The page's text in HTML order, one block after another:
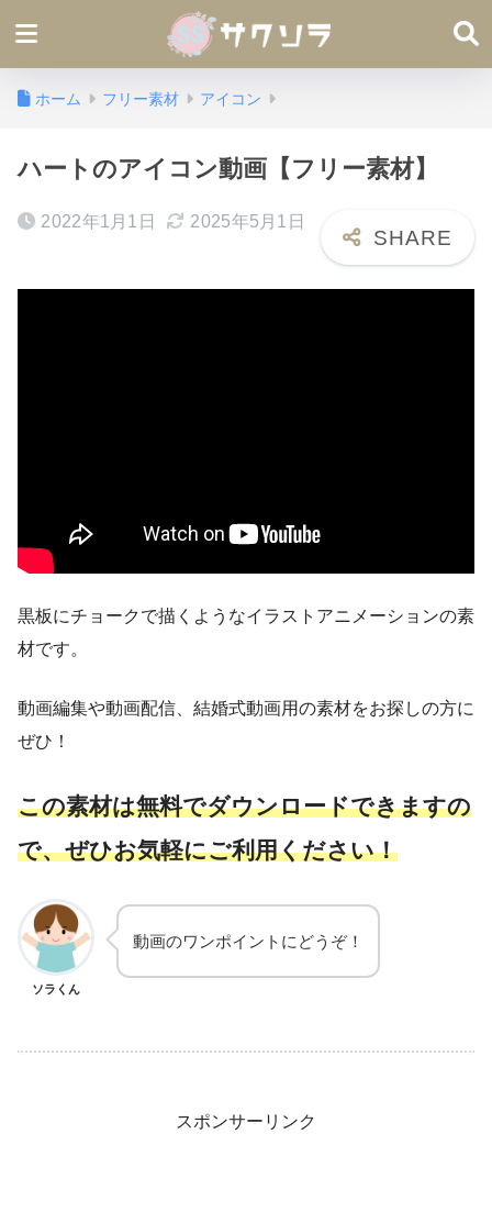
ホーム フリー素材 アイコン
ハートのアイコン動画【フリー素材】
2022年1月1日 2025年5月1日
黒板にチョークで描くようなイラストアニメーションの素
材です。
動画編集や動画配信、結婚式動画用の素材をお探しの方に
ぜひ！
この素材は無料でダウンロードできますの
で、ぜひお気軽にご利用ください！
ソラくん
動画のワンポイントにどうぞ！
スポンサーリンク